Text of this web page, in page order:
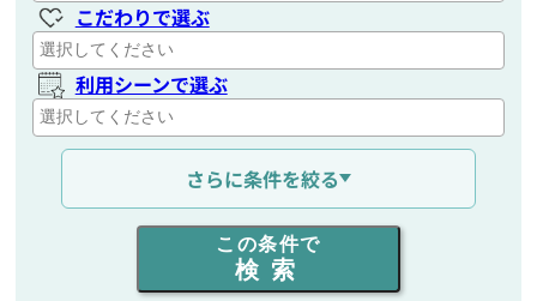
こだわりで選ぶ
利用シーンで選ぶ
通信距離を選ぶ
出力を選ぶ
同時通話人数を選ぶ
さらに条件を絞る
この条件で
検索